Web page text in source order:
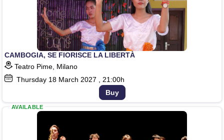
CAMBOGIA, SE FIORISCE LA LIBERTÀ
Teatro Pime, Milano
Thursday 18 March 2027 , 21:00h
Buy
AVAILABLE